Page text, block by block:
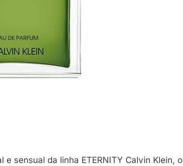
e sensual da linha ETERNITY Calvin Klein, o